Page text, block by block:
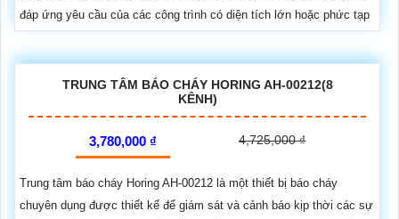
đáp ứng yêu cầu của các công trình có diện tích lớn hoặc phức tạp
TRUNG TÂM BÁO CHÁY HORING AH-00212(8
KÊNH)
3,780,000 ₫ 4,725,000 ₫
Trung tâm báo cháy Horing AH-00212 là một thiết bị báo cháy
chuyên dụng được thiết kế để giám sát và cảnh báo kịp thời các sự